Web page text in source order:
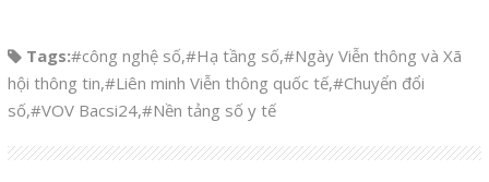
Tags:#công nghệ số,#Hạ tầng số,#Ngày Viễn thông và Xã
hội thông tin,#Liên minh Viễn thông quốc tế,#Chuyển đổi
số,#VOV Bacsi24,#Nền tảng số y tế